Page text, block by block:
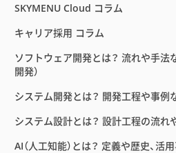
SKYMENU Cloud コラム
キャリア採用 コラム
ソフトウェア開発とは？ 流れや手法
開発）
システム開発とは？ 開発工程や事例
システム設計とは？ 設計工程の流れ
AI（人工知能）とは？ 定義や歴史、活